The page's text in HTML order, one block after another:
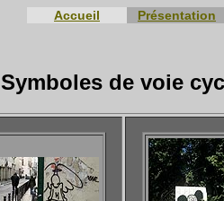
Accueil Présentation
Symboles de voie